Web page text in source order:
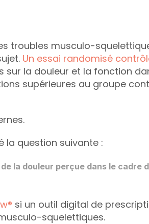
troubles musculo-
Un essai randomisé
la douleur et la fonction
supérieures au groupe
la question suivante :
la douleur perçue dans le cadre
si un outil digital de
squelettiques.